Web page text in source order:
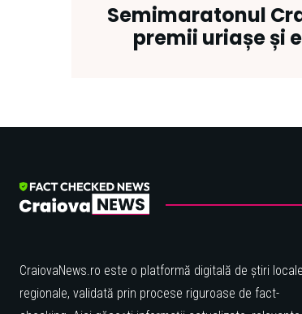
Semimaratonul
premii uriașe și
CraiovaNews.ro este o platformă digitală de știri
regionale, validată prin procese riguroase de fact-